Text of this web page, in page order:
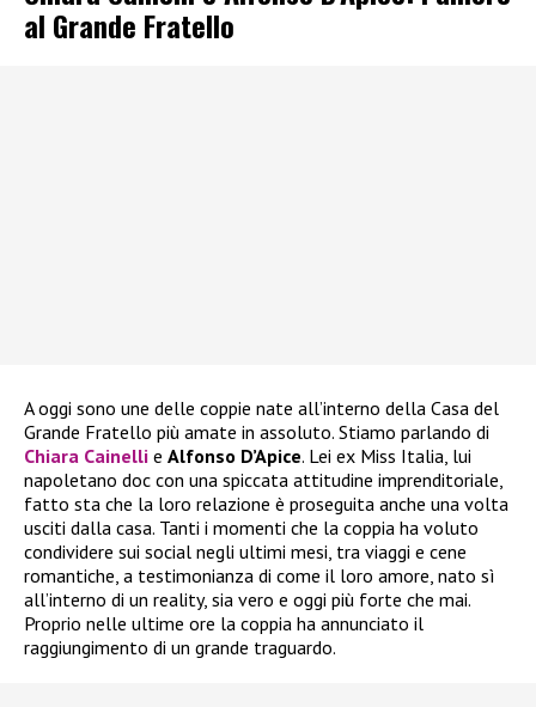
al Grande Fratello
A oggi sono une delle coppie nate all’interno della Casa del
Grande Fratello più amate in assoluto. Stiamo parlando di
Chiara Cainelli e Alfonso D’Apice. Lei ex Miss Italia, lui
napoletano doc con una spiccata attitudine imprenditoriale,
fatto sta che la loro relazione è proseguita anche una volta
usciti dalla casa. Tanti i momenti che la coppia ha voluto
condividere sui social negli ultimi mesi, tra viaggi e cene
romantiche, a testimonianza di come il loro amore, nato sì
all’interno di un reality, sia vero e oggi più forte che mai.
Proprio nelle ultime ore la coppia ha annunciato il
raggiungimento di un grande traguardo.